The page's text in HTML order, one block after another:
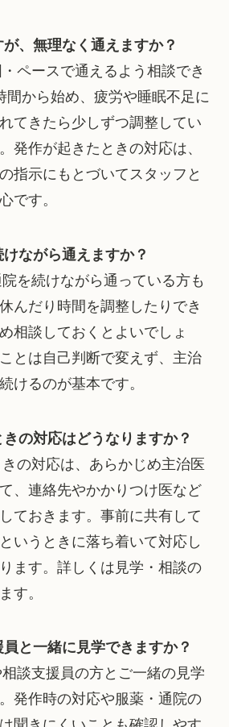
、無理なく通えますか？
ペースで通えるよう相談でき
間から始め、疲労や睡眠不足に
てきたら少しずつ調整してい
発作が起きたときの対応は、
指示にもとづいてスタッフと
です。
ながら通えますか？
を続けながら通っている方も
んだり時間を調整したりでき
相談しておくとよいでしょ
とは自己判断で変えず、主治
けるのが基本です。
の対応はどうなりますか？
の対応は、あらかじめ主治医
、連絡先やかかりつけ医など
ておきます。事前に共有して
いうときに落ち着いて対応し
ます。詳しくは見学・相談の
す。
と一緒に見学できますか？
談支援員の方とご一緒の見学
発作時の対応や服薬・通院の